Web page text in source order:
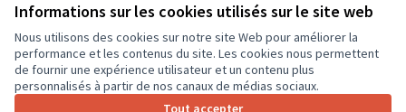
Informations sur les cookies utilisés sur le site web
Nous utilisons des cookies sur notre site Web pour améliorer la
performance et les contenus du site. Les cookies nous permettent
de fournir une expérience utilisateur et un contenu plus
personnalisés à partir de nos canaux de médias sociaux.
Tout accepter
Conditions d'utilisation
Paramètres des cookies
CD37 sur X
(Lien externe)
CD37 sur Facebook
CD37 sur Instagram
CD37 sur YouTube
(Lien externe)